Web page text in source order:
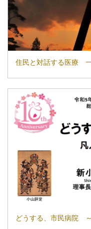
住民と対話する医療
どうする、市民病院